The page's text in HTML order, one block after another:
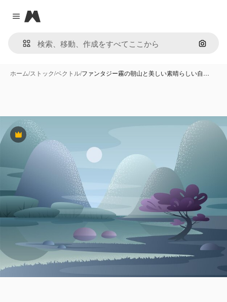
Close menu
Magnific
画像で
ホーム/ストック/ベクトル/ファンタジー霧の朝山と美しい素晴らしい自…
Premium